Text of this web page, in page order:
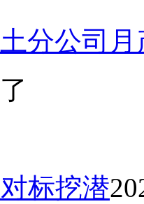
分公司
标挖潜